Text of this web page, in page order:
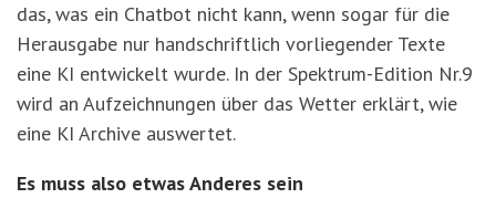
das, was ein Chatbot nicht kann, wenn sogar für die
Herausgabe nur handschriftlich vorliegender Texte
eine KI entwickelt wurde. In der Spektrum-Edition Nr.9
wird an Aufzeichnungen über das Wetter erklärt, wie
eine KI Archive auswertet.
Es muss also etwas Anderes sein